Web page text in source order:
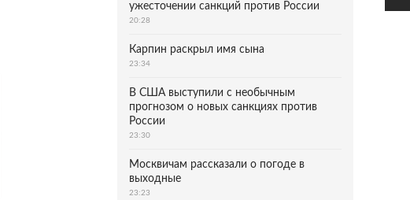
ужесточении санкций против России
20:28
Карпин раскрыл имя сына
23:34
В США выступили с необычным
прогнозом о новых санкциях против
России
23:30
Москвичам рассказали о погоде в
выходные
23:23